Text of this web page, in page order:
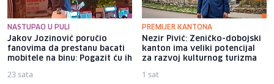
NASTUPAO U PULI
Jakov Jozinović poručio
fanovima da prestanu bacati
mobitele na binu: Pogazit ću ih
23 sata
PREMIJER KANTONA
Nezir Pivić: Zeničko-dobojski
kanton ima veliki potencijal
za razvoj kulturnog turizma
1 sat